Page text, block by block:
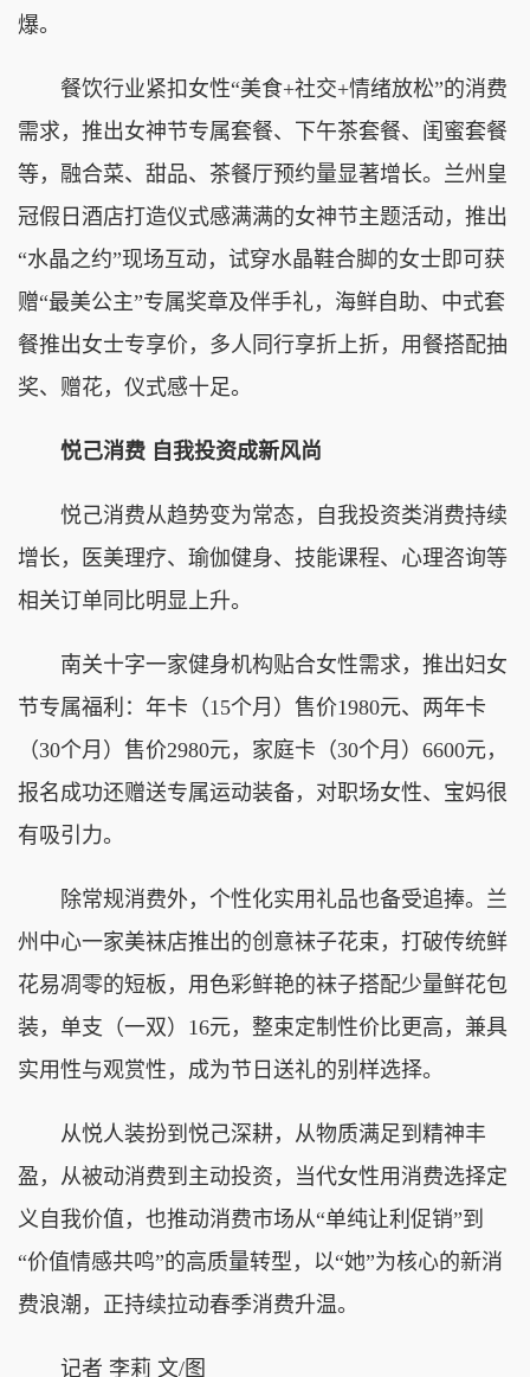
爆。
餐饮行业紧扣女性“美食+社交+情绪放松”的消费
需求，推出女神节专属套餐、下午茶套餐、闺蜜套餐
等，融合菜、甜品、茶餐厅预约量显著增长。兰州皇
冠假日酒店打造仪式感满满的女神节主题活动，推出
“水晶之约”现场互动，试穿水晶鞋合脚的女士即可获
赠“最美公主”专属奖章及伴手礼，海鲜自助、中式套
餐推出女士专享价，多人同行享折上折，用餐搭配抽
奖、赠花，仪式感十足。
悦己消费 自我投资成新风尚
悦己消费从趋势变为常态，自我投资类消费持续
增长，医美理疗、瑜伽健身、技能课程、心理咨询等
相关订单同比明显上升。
南关十字一家健身机构贴合女性需求，推出妇女
节专属福利：年卡（15个月）售价1980元、两年卡
（30个月）售价2980元，家庭卡（30个月）6600元，
报名成功还赠送专属运动装备，对职场女性、宝妈很
有吸引力。
除常规消费外，个性化实用礼品也备受追捧。兰
州中心一家美袜店推出的创意袜子花束，打破传统鲜
花易凋零的短板，用色彩鲜艳的袜子搭配少量鲜花包
装，单支（一双）16元，整束定制性价比更高，兼具
实用性与观赏性，成为节日送礼的别样选择。
从悦人装扮到悦己深耕，从物质满足到精神丰
盈，从被动消费到主动投资，当代女性用消费选择定
义自我价值，也推动消费市场从“单纯让利促销”到
“价值情感共鸣”的高质量转型，以“她”为核心的新消
费浪潮，正持续拉动春季消费升温。
记者 李莉 文/图